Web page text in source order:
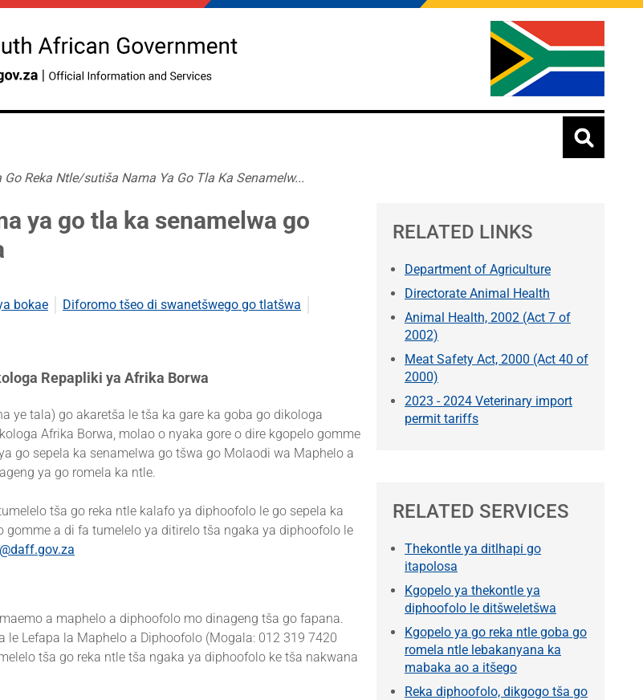
Go Reka Ntle/sutiša Nama Ya Go Tla Ka Senamelw...
ya go tla ka senamelwa go
bokae
Diforomo tšeo di swanetšwego go tlatšwa
Repapliki ya Afrika Borwa
ye tala) go akaretša le tša ka gare ka goba go dikologa
Afrika Borwa, molao o nyaka gore o dire kgopelo gomme
go sepela ka senamelwa go tšwa go Molaodi wa Maphelo a
ya go romela ka ntle.
tša go reka ntle kalafo ya diphoofolo le go sepela ka
a di fa tumelelo ya ditirelo tša ngaka ya diphoofolo le
a maphelo a diphoofolo mo dinageng tša go fapana.
Lefapa la Maphelo a Diphoofolo (Mogala: 012 319 7420
tša go reka ntle tša ngaka ya diphoofolo ke tša nakwana
RELATED LINKS
Department of Agriculture
Directorate Animal Health
Animal Health, 2002 (Act 7 of
2002)
Meat Safety Act, 2000 (Act 40 of
2000)
2023 - 2024 Veterinary import
permit tariffs
RELATED SERVICES
Thekontle ya ditlhapi go
itapolosa
Kgopelo ya thekontle ya
diphoofolo le ditšweletšwa
Kgopelo ya go reka ntle goba go
romela ntle lebakanyana ka
mabaka ao a itšego
Reka diphoofolo, dikgogo tša go